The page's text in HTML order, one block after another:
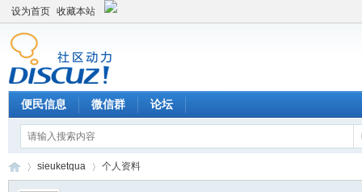
设为首页 收藏本站
便民信息 微信群 论坛
sieuketqua 个人资料